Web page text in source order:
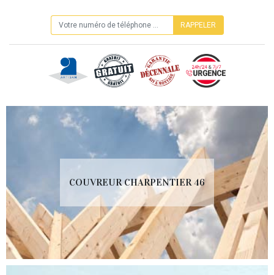
COUVREUR CHARPENTIER 46